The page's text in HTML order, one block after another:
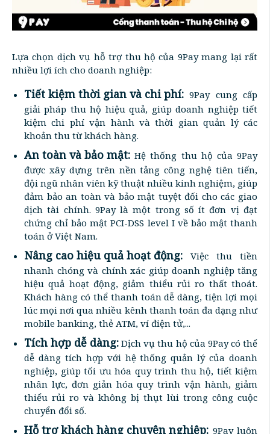
Lựa chọn dịch vụ hỗ trợ thu hộ của 9Pay mang lại rất
nhiều lợi ích cho doanh nghiệp:
Tiết kiệm thời gian và chi phí: 9Pay cung cấp
giải pháp thu hộ hiệu quả, giúp doanh nghiệp tiết
kiệm chi phí vận hành và thời gian quản lý các
khoản thu từ khách hàng.
An toàn và bảo mật: Hệ thống thu hộ của 9Pay
được xây dựng trên nền tảng công nghệ tiên tiến,
đội ngũ nhân viên kỹ thuật nhiều kinh nghiệm, giúp
đảm bảo an toàn và bảo mật tuyệt đối cho các giao
dịch tài chính. 9Pay là một trong số ít đơn vị đạt
chứng chỉ bảo mật PCI-DSS level I về bảo mật thanh
toán ở Việt Nam.
Nâng cao hiệu quả hoạt động: Việc thu tiền
nhanh chóng và chính xác giúp doanh nghiệp tăng
hiệu quả hoạt động, giảm thiểu rủi ro thất thoát.
Khách hàng có thể thanh toán dễ dàng, tiện lợi mọi
lúc mọi nơi qua nhiều kênh thanh toán đa dạng như
mobile banking, thẻ ATM, ví điện tử,...
Tích hợp dễ dàng: Dịch vụ thu hộ của 9Pay có thể
dễ dàng tích hợp với hệ thống quản lý của doanh
nghiệp, giúp tối ưu hóa quy trình thu hộ, tiết kiệm
nhân lực, đơn giản hóa quy trình vận hành, giảm
thiểu rủi ro và không bị thụt lùi trong công cuộc
chuyển đổi số.
Hỗ trợ khách hàng chuyên nghiệp: 9Pay luôn